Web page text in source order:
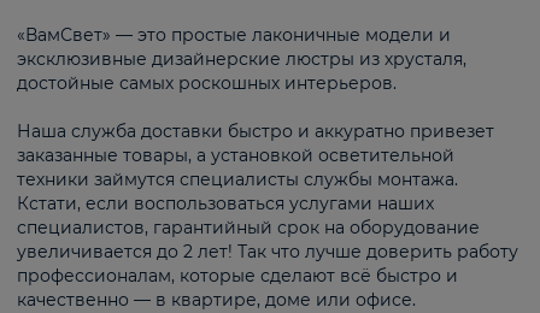
«ВамСвет» — это простые лаконичные модели и
эксклюзивные дизайнерские люстры из хрусталя,
достойные самых роскошных интерьеров.
Наша служба доставки быстро и аккуратно привезет
заказанные товары, а установкой осветительной
техники займутся специалисты службы монтажа.
Кстати, если воспользоваться услугами наших
специалистов, гарантийный срок на оборудование
увеличивается до 2 лет! Так что лучше доверить работу
профессионалам, которые сделают всё быстро и
качественно — в квартире, доме или офисе.